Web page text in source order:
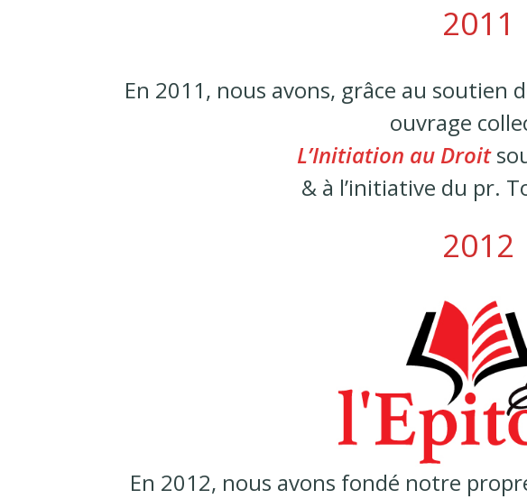
2011
En 2011, nous avons, grâce au soutien
ouvrage
L’Initiation au Droit
& à l’initiative du pr.
2012
En 2012, nous avons fondé notre